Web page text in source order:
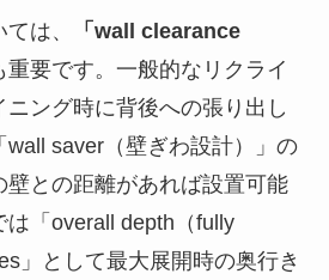
は、
「wall clearance
重要です。一般的なリクライ
ング時に背後への張り出し
wall saver（壁ぎわ設計）」の
壁との距離があれば設置可能
は「overall depth（fully
」として最大展開時の奥行き